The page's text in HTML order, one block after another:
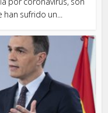
sufrido un...